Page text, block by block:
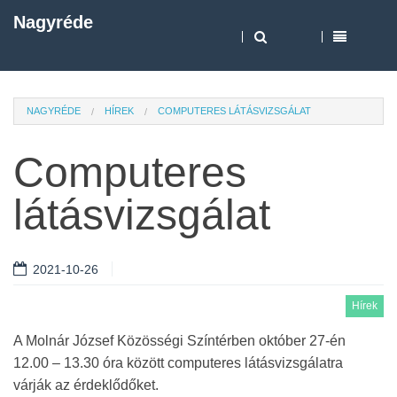
Nagyréde
NAGYRÉDE HÍREK COMPUTERES LÁTÁSVIZSGÁLAT
Computeres
látásvizsgálat
2021-10-26
Hírek
A Molnár József Közösségi Színtérben október 27-én
12.00 – 13.30 óra között computeres látásvizsgálatra
várják az érdeklődőket.